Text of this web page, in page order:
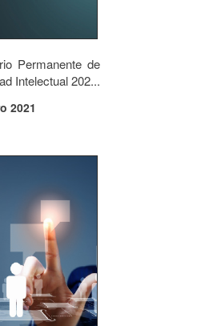
Permanente de
Intelectual 202...
2021